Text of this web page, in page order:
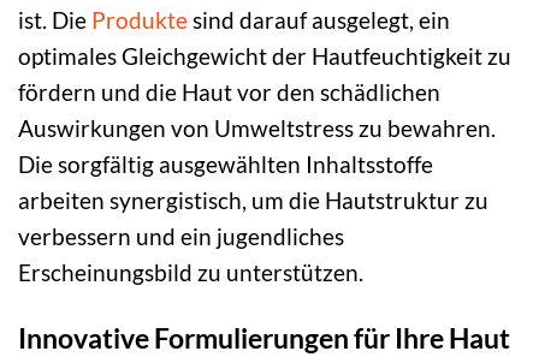
ist. Die Produktesind darauf ausgelegt, ein
optimales Gleichgewicht der Hautfeuchtigkeit zu
fördern und die Haut vor den schädlichen
Auswirkungen von Umweltstress zu bewahren.
Die sorgfältig ausgewählten Inhaltsstoffe
arbeiten synergistisch, um die Hautstruktur zu
verbessern und ein jugendliches
Erscheinungsbild zu unterstützen.
Innovative Formulierungen für Ihre Haut